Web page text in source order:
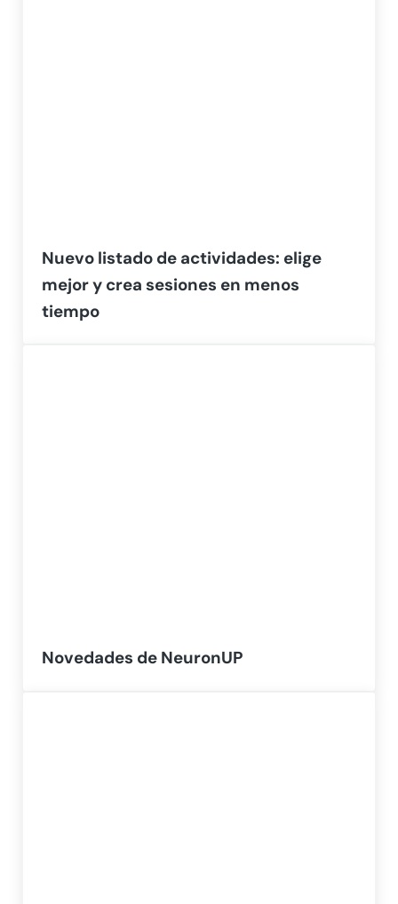
Nuevo listado de actividades: elige
mejor y crea sesiones en menos
tiempo
Novedades de NeuronUP